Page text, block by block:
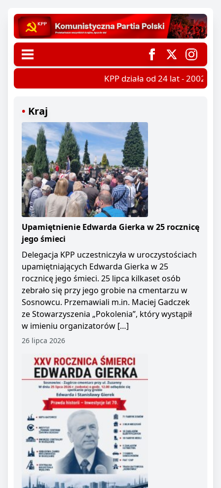
KPP działa od 24 lat - 2002-
Kraj
Upamiętnienie Edwarda Gierka w 25 rocznicę
jego śmieci
Delegacja KPP uczestniczyła w uroczystościach
upamiętniających Edwarda Gierka w 25
rocznicę jego śmieci. 25 lipca kilkaset osób
zebrało się przy jego grobie na cmentarzu w
Sosnowcu. Przemawiali m.in. Maciej Gadczek
ze Stowarzyszenia „Pokolenia”, który wystąpił
w imieniu organizatorów […]
26 lipca 2026